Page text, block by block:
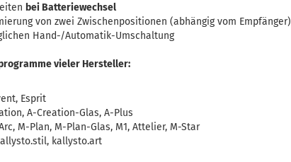
bei Batteriewechsel
von zwei Zwischenpositionen (abhängig vom Empfänger)
Hand-/Automatik-Umschaltung
vieler Hersteller:
Esprit
A-Creation-Glas, A-Plus
M-Plan, M-Plan-Glas, M1, Attelier, M-Star
kallysto.art